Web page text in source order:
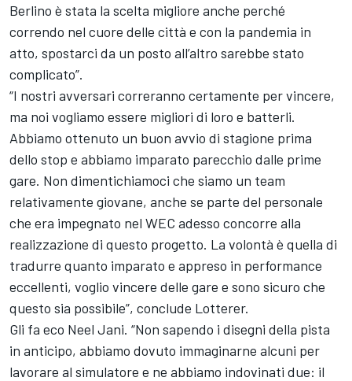
Berlino è stata la scelta migliore anche perché
correndo nel cuore delle città e con la pandemia in
atto, spostarci da un posto all’altro sarebbe stato
complicato”.
“I nostri avversari correranno certamente per vincere,
ma noi vogliamo essere migliori di loro e batterli.
Abbiamo ottenuto un buon avvio di stagione prima
dello stop e abbiamo imparato parecchio dalle prime
gare. Non dimentichiamoci che siamo un team
relativamente giovane, anche se parte del personale
che era impegnato nel WEC adesso concorre alla
realizzazione di questo progetto. La volontà è quella di
tradurre quanto imparato e appreso in performance
eccellenti, voglio vincere delle gare e sono sicuro che
questo sia possibile”, conclude Lotterer.
Gli fa eco Neel Jani. “Non sapendo i disegni della pista
in anticipo, abbiamo dovuto immaginarne alcuni per
lavorare al simulatore e ne abbiamo indovinati due: il